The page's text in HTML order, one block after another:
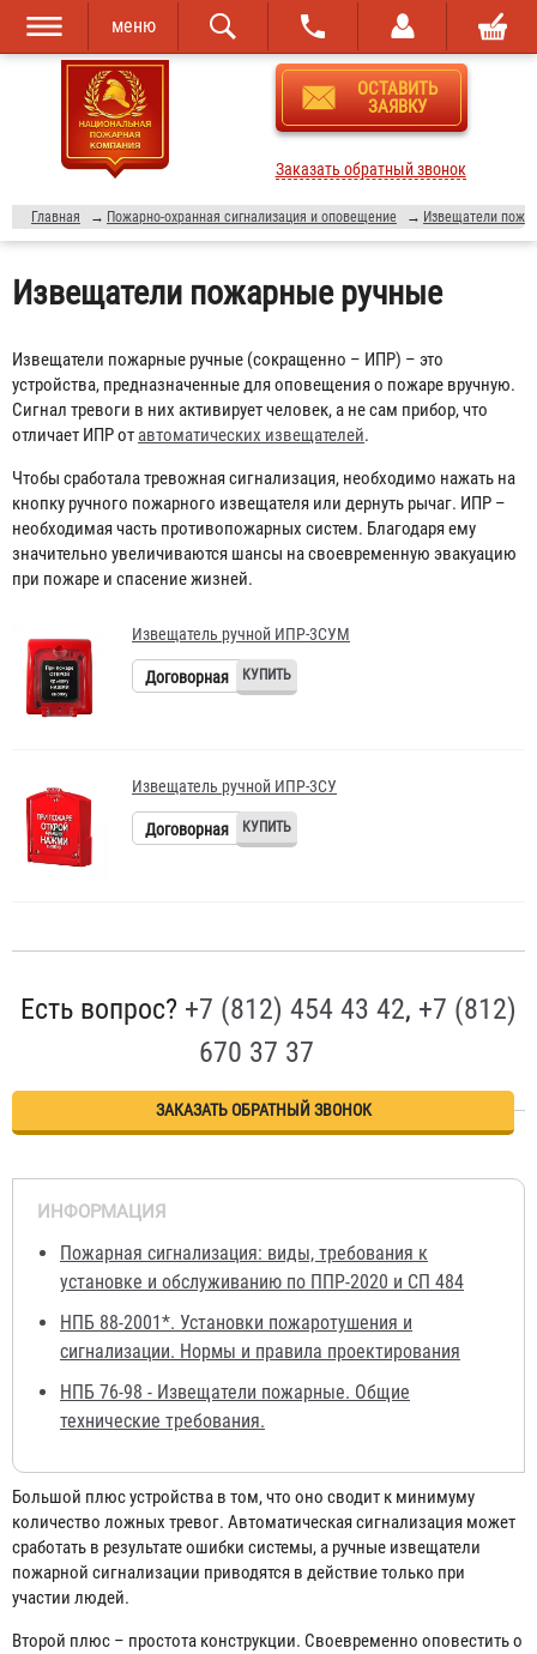
Перейти к
основному
содержанию
Skip to
navigation
меню
ОСТАВИТЬ
ЗАЯВКУ
Заказать обратный звонок
Главная → Пожарно-охранная сигнализация и оповещение → Извещатели
Извещатели пожарные ручные
Извещатели пожарные ручные (сокращенно – ИПР) – это
устройства, предназначенные для оповещения о пожаре вручную.
Сигнал тревоги в них активирует человек, а не сам прибор, что
отличает ИПР от автоматических извещателей.
Чтобы сработала тревожная сигнализация, необходимо нажать на
кнопку ручного пожарного извещателя или дернуть рычаг. ИПР –
необходимая часть противопожарных систем. Благодаря ему
значительно увеличиваются шансы на своевременную эвакуацию
при пожаре и спасение жизней.
Извещатель ручной ИПР-3СУМ
Договорная
Извещатель ручной ИПР-3СУ
Договорная
Есть вопрос? +7 (812) 454 43 42, +7 (812)
670 37 37
ЗАКАЗАТЬ ОБРАТНЫЙ ЗВОНОК
ИНФОРМАЦИЯ
Пожарная сигнализация: виды, требования к
установке и обслуживанию по ППР-2020 и СП 484
НПБ 88-2001*. Установки пожаротушения и
сигнализации. Нормы и правила проектирования
НПБ 76-98 - Извещатели пожарные. Общие
технические требования.
Большой плюс устройства в том, что оно сводит к минимуму
количество ложных тревог. Автоматическая сигнализация может
сработать в результате ошибки системы, а ручные извещатели
пожарной сигнализации приводятся в действие только при
участии людей.
Второй плюс – простота конструкции. Своевременно оповестить о